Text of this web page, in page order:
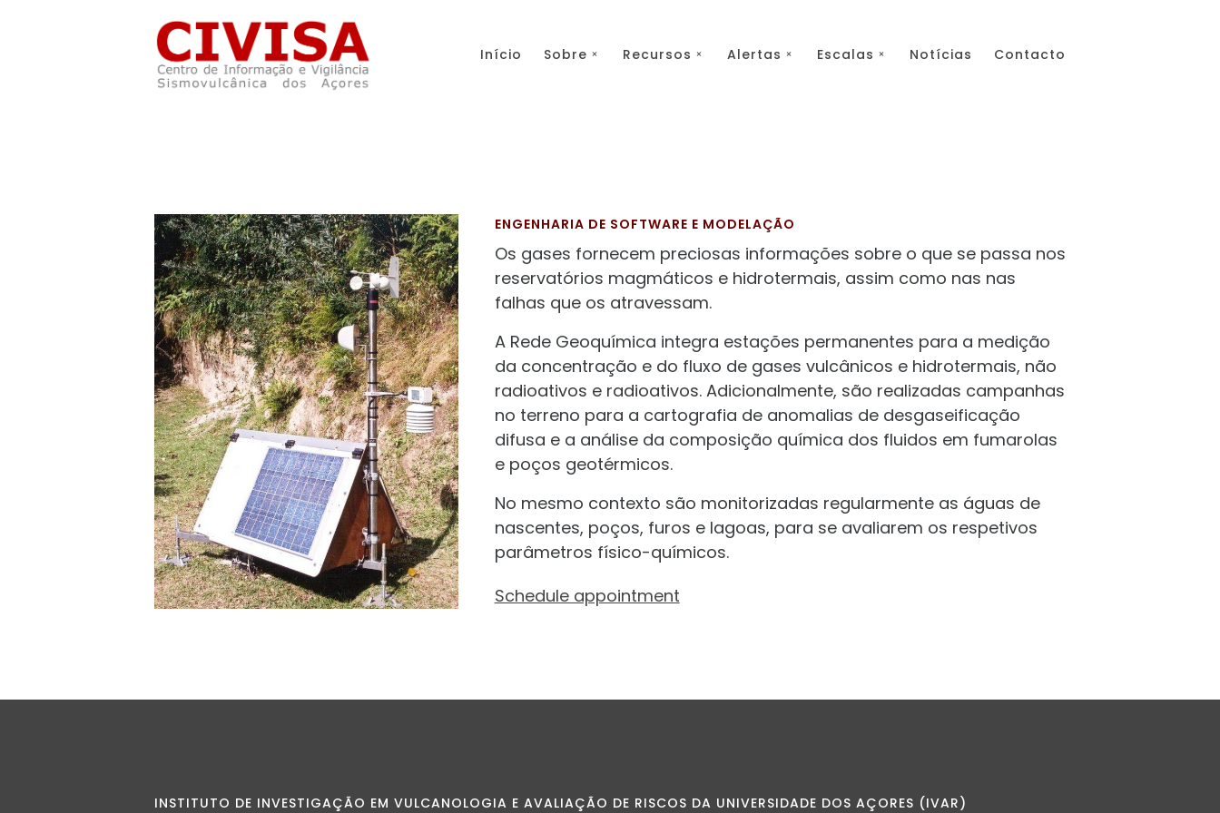
Skip to main content
Início Sobre Recursos Alertas Escalas Notícias Contacto
ENGENHARIA DE SOFTWARE E MODELAÇÃO
Os gases fornecem preciosas informações sobre o que se passa nos
reservatórios magmáticos e hidrotermais, assim como nas nas
falhas que os atravessam.
A Rede Geoquímica integra estações permanentes para a medição
da concentração e do fluxo de gases vulcânicos e hidrotermais, não
radioativos e radioativos. Adicionalmente, são realizadas campanhas
no terreno para a cartografia de anomalias de desgaseificação
difusa e a análise da composição química dos fluidos em fumarolas
e poços geotérmicos.
No mesmo contexto são monitorizadas regularmente as águas de
nascentes, poços, furos e lagoas, para se avaliarem os respetivos
parâmetros físico-químicos.
Schedule appointment
INSTITUTO DE INVESTIGAÇÃO EM VULCANOLOGIA E AVALIAÇÃO DE RISCOS DA UNIVERSIDADE DOS AÇORES (IVAR)